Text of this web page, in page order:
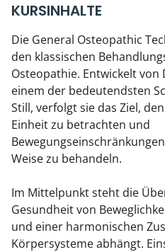
KURSINHALTE
Die General Osteopathic
den klassischen
Osteopathie. Entwickelt
einem der bedeutendsten
Still, verfolgt sie das Ziel,
Einheit zu betrachten und
Weise zu behandeln.
Im Mittelpunkt steht die
Gesundheit von
und einer harmonischen
Körpersysteme abhängt.
Prüfung & Zertifikation
Live Online-Kurse
Postgraduate- &
Kiefergelenkkurse
Human Reset Week
Kursorte mit Kursangeboten